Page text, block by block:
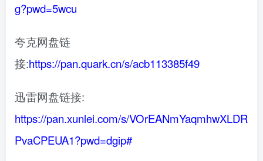
g?pwd=5wcu
夸克网盘链
接:https://pan.quark.cn/s/acb113385f49
迅雷网盘链接:
https://pan.xunlei.com/s/VOrEANmYaqmhwXLDR
PvaCPEUA1?pwd=dgip#